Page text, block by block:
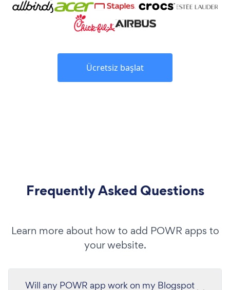
Ücretsiz başlat
Frequently Asked Questions
Learn more about how to add POWR apps to
your website.
Will any POWR app work on my Blogspot